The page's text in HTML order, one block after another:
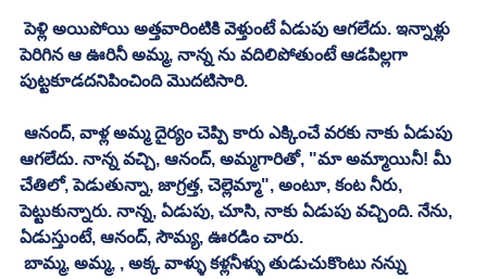
పెళ్లి అయిపోయి అత్తవారింటికి వెళ్తుంటే ఏడుపు ఆగలేదు. ఇన్నాళ్లు
పెరిగిన ఆ ఊరినీ అమ్మ, నాన్న ను వదిలిపోతుంటే ఆడపిల్లగా
పుట్టకూడదనిపించింది మొదటిసారి.
ఆగలేదు. నాన్న వచ్చి, ఆనంద్, అమ్మగారితో, "మా అమ్మాయినీ! మీ
చేతిలో, పెడుతున్నా, జాగ్రత్త, చెల్లెమ్మా", అంటూ, కంట నీరు,
పెట్టుకున్నారు. నాన్న, ఏడుపు, చూసి, నాకు ఏడుపు వచ్చింది. నేను,
ఏడుస్తుంటే, ఆనంద్, సౌమ్య, ఊరడిం చారు.